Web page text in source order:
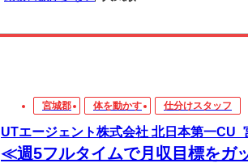
宮城郡 体を動かす 仕分けスタッフ
UTエージェント株式会社 北日本第一CU_
≪週5フルタイムで月収目標をガッチ